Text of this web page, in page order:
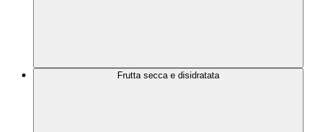
Frutta secca e disidratata